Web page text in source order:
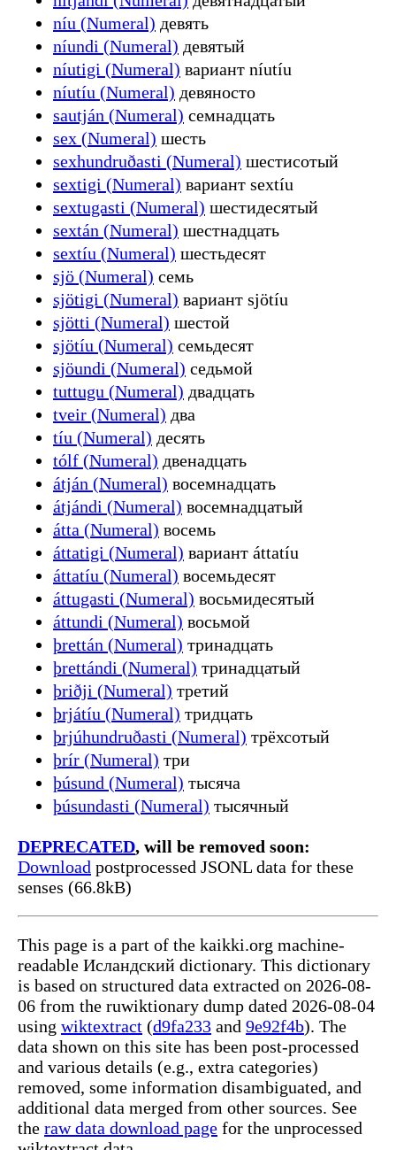
níu (Numeral) девять
níundi (Numeral) девятый
níutigi (Numeral) вариант níutíu
níutíu (Numeral) девяносто
sautján (Numeral) семнадцать
sex (Numeral) шесть
sexhundruðasti (Numeral) шестисотый
sextigi (Numeral) вариант sextíu
sextugasti (Numeral) шестидесятый
sextán (Numeral) шестнадцать
sextíu (Numeral) шестьдесят
sjö (Numeral) семь
sjötigi (Numeral) вариант sjötíu
sjötti (Numeral) шестой
sjötíu (Numeral) семьдесят
sjöundi (Numeral) седьмой
tuttugu (Numeral) двадцать
tveir (Numeral) два
tíu (Numeral) десять
tólf (Numeral) двенадцать
átján (Numeral) восемнадцать
átjándi (Numeral) восемнадцатый
átta (Numeral) восемь
áttatigi (Numeral) вариант áttatíu
áttatíu (Numeral) восемьдесят
áttugasti (Numeral) восьмидесятый
áttundi (Numeral) восьмой
þrettán (Numeral) тринадцать
þrettándi (Numeral) тринадцатый
þriðji (Numeral) третий
þrjátíu (Numeral) тридцать
þrjúhundruðasti (Numeral) трёхсотый
þrír (Numeral) три
þúsund (Numeral) тысяча
þúsundasti (Numeral) тысячный
DEPRECATED, will be removed soon:
Download postprocessed JSONL data for these
senses (66.8kB)
This page is a part of the kaikki.org machine-
readable Исландский dictionary. This dictionary
is based on structured data extracted on 2026-08-
06 from the ruwiktionary dump dated 2026-08-04
using wiktextract (d9fa233 and 9e92f4b). The
data shown on this site has been post-processed
and various details (e.g., extra categories)
removed, some information disambiguated, and
additional data merged from other sources. See
the raw data download page for the unprocessed